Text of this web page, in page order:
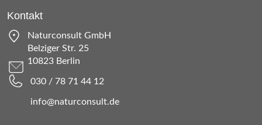
Kontakt
Naturconsult GmbH
Belziger Str. 25
10823 Berlin
030 / 78 71 44 12
info@naturconsult.de